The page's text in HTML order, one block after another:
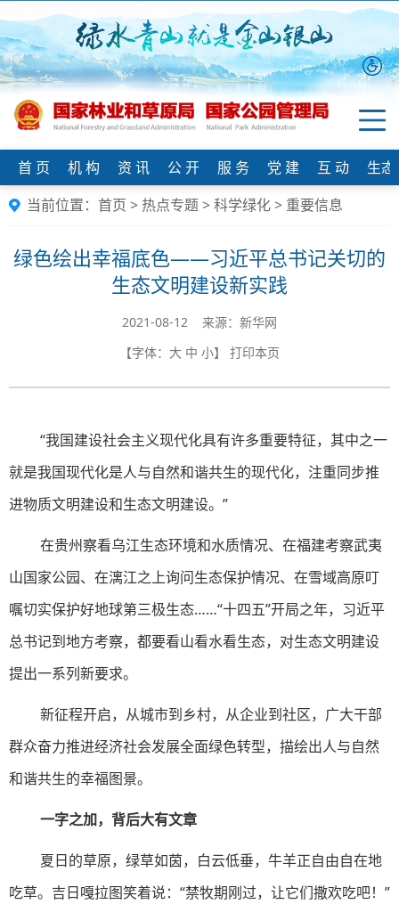
首 页 机 构 资 讯 公 开 服 务 党 建 互 动
生
当前位置： 首页 > 热点专题>科学绿化>重要信息
绿色绘出幸福底色——习近平总书记关切的
生态文明建设新实践
2021-08-12 来源：​新华网
【字体： 大 中 小】 打印本页
“我国建设社会主义现代化具有许多重要特征，其中之一
就是我国现代化是人与自然和谐共生的现代化，注重同步推
进物质文明建设和生态文明建设。”
在贵州察看乌江生态环境和水质情况、在福建考察武夷
山国家公园、在漓江之上询问生态保护情况、在雪域高原叮
嘱切实保护好地球第三极生态……“十四五”开局之年，习近平
总书记到地方考察，都要看山看水看生态，对生态文明建设
提出一系列新要求。
新征程开启，从城市到乡村，从企业到社区，广大干部
群众奋力推进经济社会发展全面绿色转型，描绘出人与自然
和谐共生的幸福图景。
一字之加，背后大有文章
夏日的草原，绿草如茵，白云低垂，牛羊正自由自在地
吃草。吉日嘎拉图笑着说：“禁牧期刚过，让它们撒欢吃吧！”